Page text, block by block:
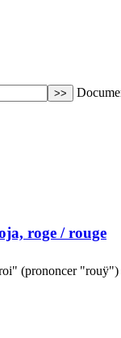
roge / rouge
(prononcer